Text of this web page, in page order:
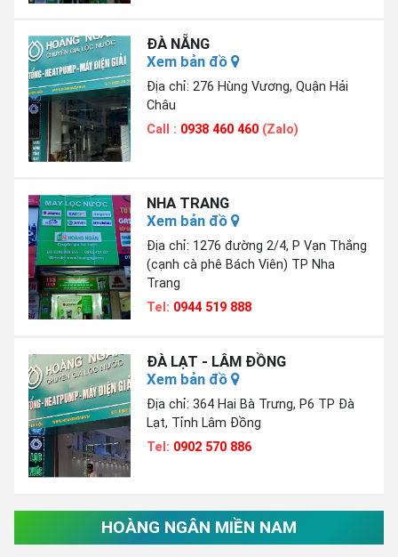
ĐÀ NẴNG
Xem bản đồ
Địa chỉ: 276 Hùng Vương, Quận Hải
Châu
Call : 0938 460 460 (Zalo)
NHA TRANG
Xem bản đồ
Địa chỉ: 1276 đường 2/4, P Vạn Thắng
(cạnh cà phê Bách Viên) TP Nha
Trang
Tel: 0944 519 888
ĐÀ LẠT - LÂM ĐỒNG
Xem bản đồ
Địa chỉ: 364 Hai Bà Trưng, P6 TP Đà
Lạt, Tỉnh Lâm Đồng
Tel: 0902 570 886
HOÀNG NGÂN MIỀN NAM